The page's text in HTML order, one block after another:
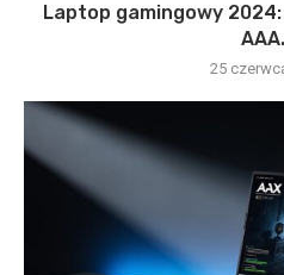
Laptop gamingowy
25